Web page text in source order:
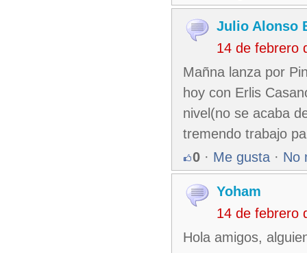
Julio Alonso
14 de febrero
Mañna lanza por
hoy con Erlis
nivel(no se acaba
tremendo trabajo
0 · Me gusta · No
Yoham
14 de febrero
Hola amigos,